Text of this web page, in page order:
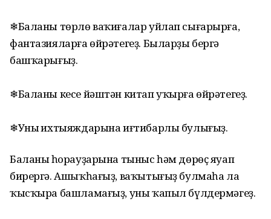
❄Баланы төрлө ваҡиғалар уйлап сығарырға,
фантазияларға өйрәтегеҙ. Быларҙы бергә
башҡарығыҙ.
❄Баланы кесе йәштән китап уҡырға өйрәтегеҙ.
❄Уның ихтыяждарына иғтибарлы булығыҙ.
Баланың һорауҙарына тыныс һәм дөрөҫ яуап
бирергә. Ашыҡһағыҙ, ваҡытығыҙ булмаһа ла
ҡысҡыра башламағыҙ, уны ҡапыл бүлдермәгеҙ.